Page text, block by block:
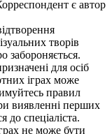
є автор
творів
забороняється.
для осіб
іграх може
правил
виявленні перших
до спеціаліста.
не може бути